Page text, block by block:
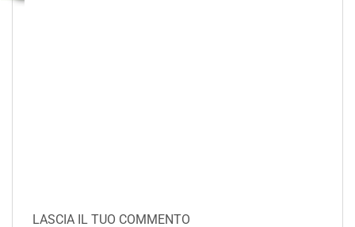
LASCIA IL TUO COMMENTO